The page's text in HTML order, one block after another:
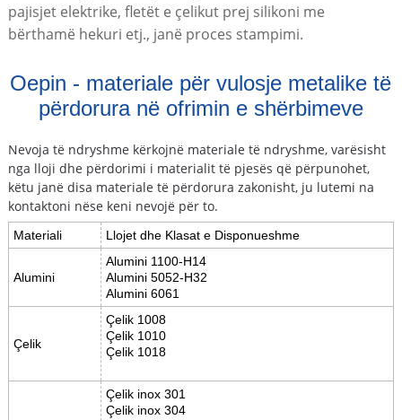
pajisjet elektrike, fletët e çelikut prej silikoni me
bërthamë hekuri etj., janë proces stampimi.
Oepin - materiale për vulosje metalike të
përdorura në ofrimin e shërbimeve
Nevoja të ndryshme kërkojnë materiale të ndryshme, varësisht
nga lloji dhe përdorimi i materialit të pjesës që përpunohet,
këtu janë disa materiale të përdorura zakonisht, ju lutemi na
kontaktoni nëse keni nevojë për to.
Materiali Llojet dhe Klasat e Disponueshme
Alumini
Alumini 1100-H14
Alumini 5052-H32
Alumini 6061
Çelik
Çelik 1008
Çelik 1010
Çelik 1018
Çelik inox 301
Çelik inox 304